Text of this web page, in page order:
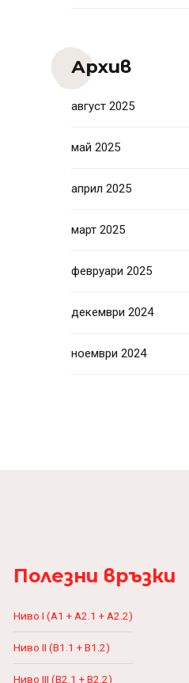
Архив
август 2025
май 2025
април 2025
март 2025
февруари 2025
декември 2024
ноември 2024
Полезни връзки
Ниво I (A1 + A2.1 + A2.2)
Ниво II (B1.1 + B1.2)
Ниво III (B2.1 + B2.2)